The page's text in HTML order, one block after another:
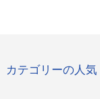
カテゴリーの人気